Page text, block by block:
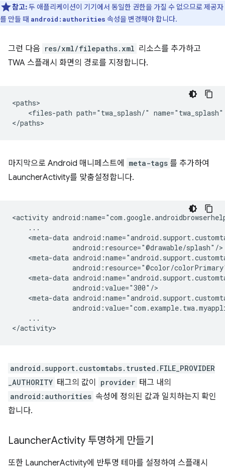
참고:두 애플리케이션이 기기에서 동일한 권한을 가질 수 없으므로 제공자
를 만들 때 android:authorities 속성을 변경해야 합니다.
그런 다음 res/xml/filepaths.xml 리소스를 추가하고
TWA 스플래시 화면의 경로를 지정합니다.
<files-path path="twa_splash/" name="twa_splash"
마지막으로 Android 매니페스트에 meta-tags 를 추가하여
LauncherActivity를 맞춤설정합니다.
<activity
<meta-data
<meta-data
<meta-data
<meta-data
...
android.support.customtabs.trusted.FILE_PROVIDER
_AUTHORITY 태그의 값이 provider 태그 내의
android:authorities 속성에 정의된 값과 일치하는지 확인
합니다.
LauncherActivity 투명하게 만들기
또한 LauncherActivity에 반투명 테마를 설정하여 스플래시